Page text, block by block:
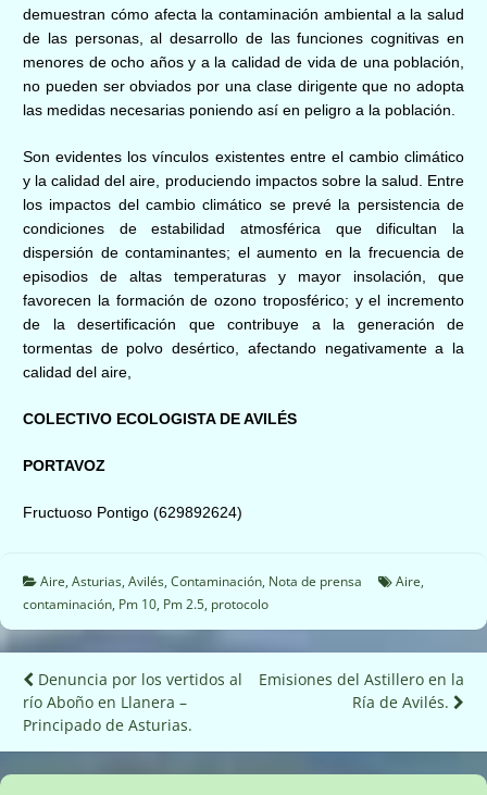
demuestran cómo afecta la contaminación ambiental a la salud
de las personas, al desarrollo de las funciones cognitivas en
menores de ocho años y a la calidad de vida de una población,
no pueden ser obviados por una clase dirigente que no adopta
las medidas necesarias poniendo así en peligro a la población.
Son evidentes los vínculos existentes entre el cambio climático
y la calidad del aire, produciendo impactos sobre la salud. Entre
los impactos del cambio climático se prevé la persistencia de
condiciones de estabilidad atmosférica que dificultan la
dispersión de contaminantes; el aumento en la frecuencia de
episodios de altas temperaturas y mayor insolación, que
favorecen la formación de ozono troposférico; y el incremento
de la desertificación que contribuye a la generación de
tormentas de polvo desértico, afectando negativamente a la
calidad del aire,
COLECTIVO ECOLOGISTA DE AVILÉS
PORTAVOZ
Fructuoso Pontigo (629892624)
Aire, Asturias, Avilés, Contaminación, Nota de prensa Aire,
contaminación, Pm 10, Pm 2.5, protocolo
Navegación
de
entradas
Denuncia por los vertidos al
río Aboño en Llanera –
Principado de Asturias.
Emisiones del Astillero en la
Ría de Avilés.